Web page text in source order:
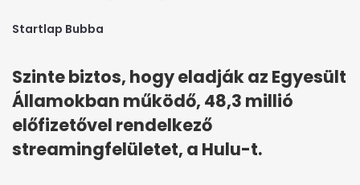
Startlap Bubba
Szinte biztos, hogy eladják az Egyesült
Államokban működő, 48,3 millió
előfizetővel rendelkező
streamingfelületet, a Hulu-t.